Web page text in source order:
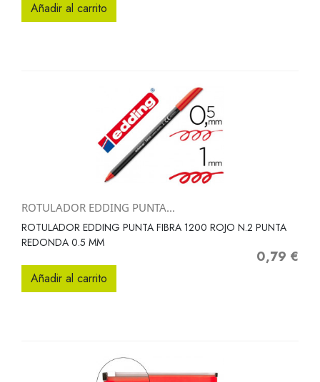
Añadir al carrito
ROTULADOR EDDING PUNTA...
ROTULADOR EDDING PUNTA FIBRA 1200 ROJO N.2 PUNTA
REDONDA 0.5 MM
Precio
0,79 €
Añadir al carrito